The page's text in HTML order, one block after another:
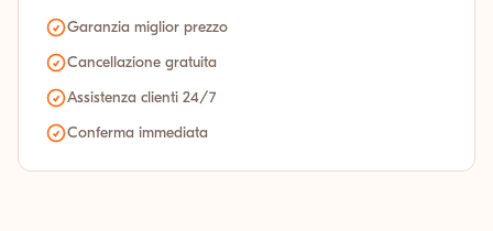
Garanzia miglior prezzo
Cancellazione gratuita
Assistenza clienti 24/7
Conferma immediata